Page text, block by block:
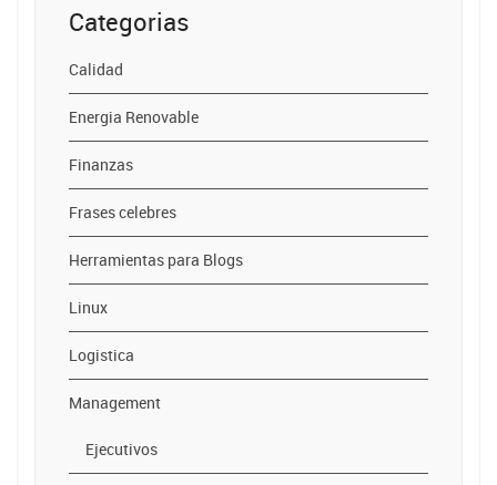
Categorias
Calidad
Energia Renovable
Finanzas
Frases celebres
Herramientas para Blogs
Linux
Logistica
Management
Ejecutivos